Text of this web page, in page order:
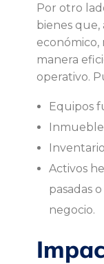
o
d
c
v
Por otro
bienes
económico,
manera
operativo.
Equipos
Activos
pasadas
negocio.